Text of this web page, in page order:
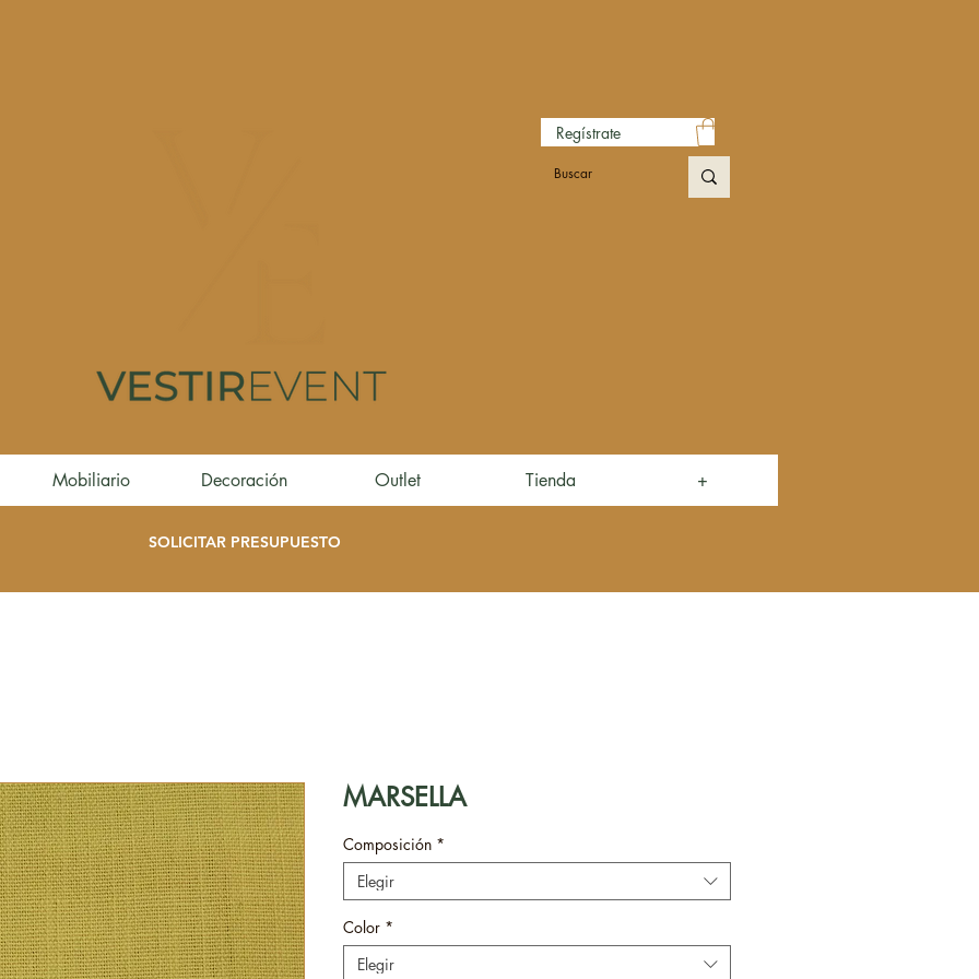
Regístrate
Mobiliario Decoración Outlet Tienda +
SOLICITAR PRESUPUESTO
MARSELLA
Composición *
Elegir
Color *
Elegir